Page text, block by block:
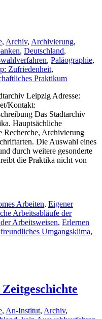
, Archiv, Archivierung,
, Deutschland,
, Paläographie,
Zufriedenheit,
Praktikum
Leipzig Adresse:
Kontakt:
Das Stadtarchiv
Hauptsächliche
Recherche, Archivierung
Die Auswahl eines
durch weitere gesonderte
die Praktika nicht von
Arbeiten, Eigener
Arbeitsabläufe der
Arbeitsweisen, Erlernen
freundliches Umgangsklima,
, An-Institut, Archiv,